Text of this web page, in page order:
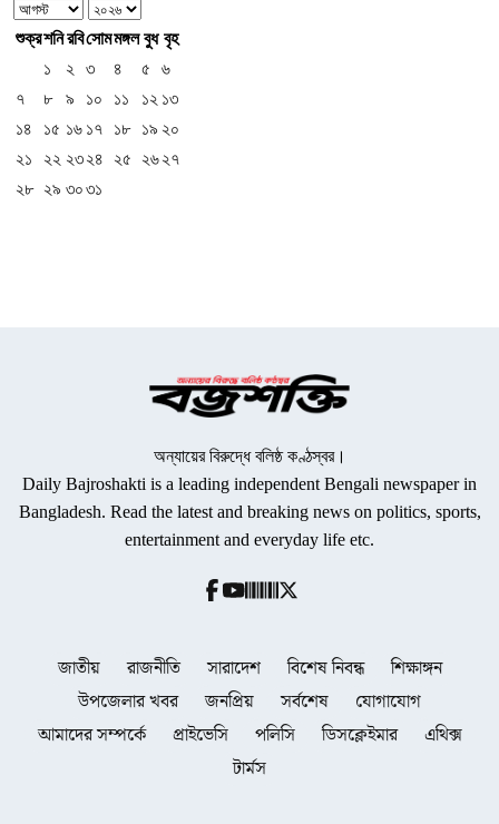
শুক্রশনিরবিসোমমঙ্গল বুধ বৃহ
১
২ ৩ ৪ ৫
৬
৭
৮ ৯ ১০ ১১ ১২ ১৩
১৪
১৫ ১৬ ১৭ ১৮ ১৯ ২০
২১
২২ ২৩২৪ ২৫ ২৬২৭
২৮ ২৯ ৩০৩১
অন্যায়ের বিরুদ্ধে বলিষ্ঠ কণ্ঠস্বর।
Daily Bajroshakti is a leading independent Bengali newspaper in
Bangladesh. Read the latest and breaking news on politics, sports,
entertainment and everyday life etc.
জাতীয় রাজনীতি সারাদেশ বিশেষ নিবন্ধ
শিক্ষাঙ্গন
উপজেলার খবর
জনপ্রিয় সর্বশেষ
যোগাযোগ
আমাদের সম্পর্কে
প্রাইভেসি পলিসি ডিসক্লেইমার
এথিক্স
টার্মস